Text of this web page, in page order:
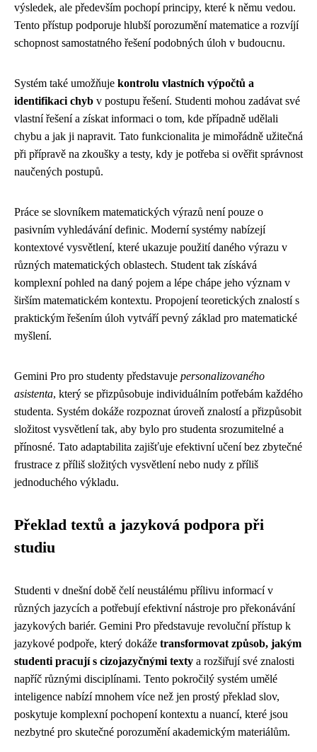
výsledek, ale především pochopí principy, které k němu vedou.
Tento přístup podporuje hlubší porozumění matematice a rozvíjí
schopnost samostatného řešení podobných úloh v budoucnu.
Systém také umožňuje kontrolu vlastních výpočtů a
identifikaci chyb v postupu řešení. Studenti mohou zadávat své
vlastní řešení a získat informaci o tom, kde případně udělali
chybu a jak ji napravit. Tato funkcionalita je mimořádně užitečná
při přípravě na zkoušky a testy, kdy je potřeba si ověřit správnost
naučených postupů.
Práce se slovníkem matematických výrazů není pouze o
pasivním vyhledávání definic. Moderní systémy nabízejí
kontextové vysvětlení, které ukazuje použití daného výrazu v
různých matematických oblastech. Student tak získává
komplexní pohled na daný pojem a lépe chápe jeho význam v
širším matematickém kontextu. Propojení teoretických znalostí s
praktickým řešením úloh vytváří pevný základ pro matematické
myšlení.
Gemini Pro pro studenty představuje personalizovaného
asistenta, který se přizpůsobuje individuálním potřebám každého
studenta. Systém dokáže rozpoznat úroveň znalostí a přizpůsobit
složitost vysvětlení tak, aby bylo pro studenta srozumitelné a
přínosné. Tato adaptabilita zajišťuje efektivní učení bez zbytečné
frustrace z příliš složitých vysvětlení nebo nudy z příliš
jednoduchého výkladu.
Překlad textů a jazyková podpora při
studiu
Studenti v dnešní době čelí neustálému přílivu informací v
různých jazycích a potřebují efektivní nástroje pro překonávání
jazykových bariér. Gemini Pro představuje revoluční přístup k
jazykové podpoře, který dokáže transformovat způsob, jakým
studenti pracují s cizojazyčnými texty a rozšiřují své znalosti
napříč různými disciplínami. Tento pokročilý systém umělé
inteligence nabízí mnohem více než jen prostý překlad slov,
poskytuje komplexní pochopení kontextu a nuancí, které jsou
nezbytné pro skutečné porozumění akademickým materiálům.